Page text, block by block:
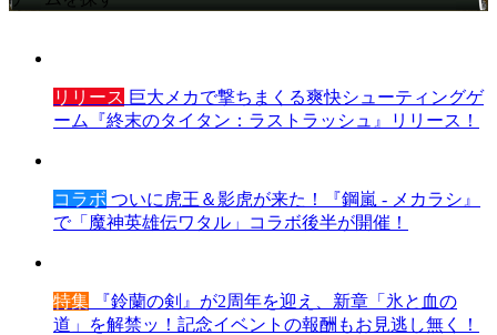
リリース 巨大メカで撃ちまくる爽快シューティングゲ
ーム『終末のタイタン：ラストラッシュ』リリース！
コラボ ついに虎王＆影虎が来た！『鋼嵐 - メカラシ』
で「魔神英雄伝ワタル」コラボ後半が開催！
特集 『鈴蘭の剣』が2周年を迎え、新章「氷と血の
道」を解禁ッ！記念イベントの報酬もお見逃し無く！